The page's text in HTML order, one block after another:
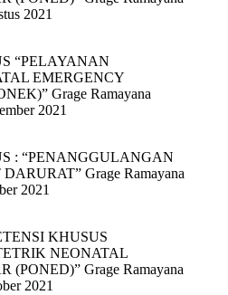
2021
“PELAYANAN
EMERGENCY
Grage Ramayana
2021
: “PENANGGULANGAN
Grage Ramayana
2021
KHUSUS
NEONATAL
(PONED)” Grage Ramayana
2021